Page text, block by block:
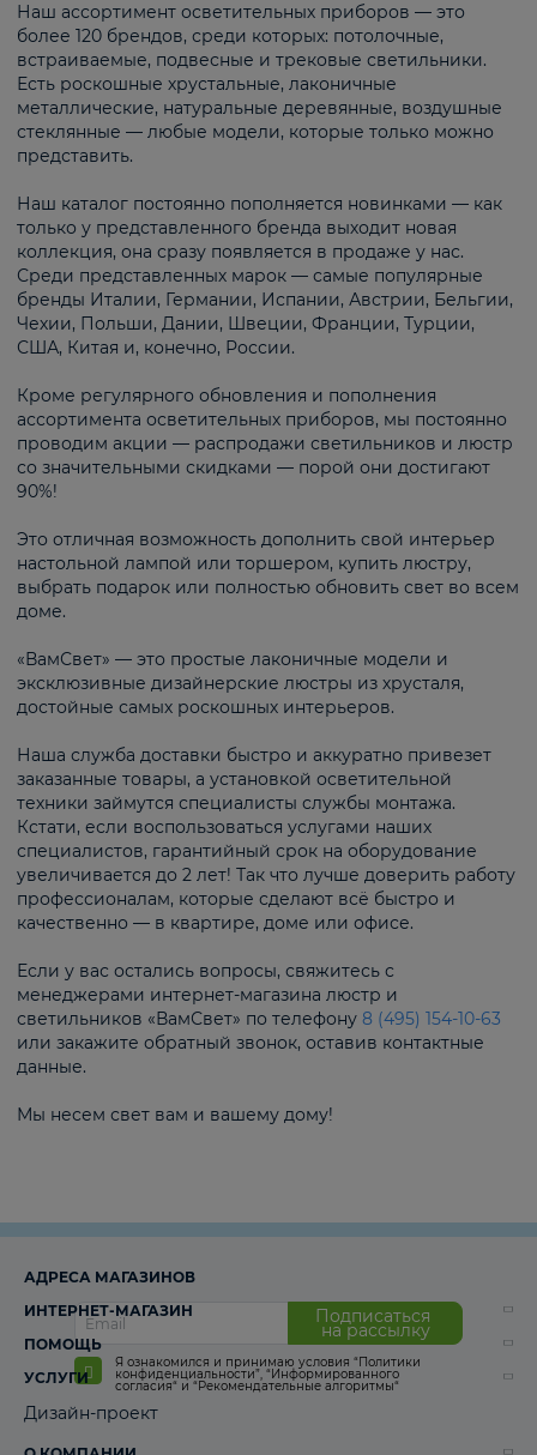
Наш ассортимент осветительных приборов — это
более 120 брендов, среди которых: потолочные,
встраиваемые, подвесные и трековые светильники.
Есть роскошные хрустальные, лаконичные
металлические, натуральные деревянные, воздушные
стеклянные — любые модели, которые только можно
представить.
Наш каталог постоянно пополняется новинками — как
только у представленного бренда выходит новая
коллекция, она сразу появляется в продаже у нас.
Среди представленных марок — самые популярные
бренды Италии, Германии, Испании, Австрии, Бельгии,
Чехии, Польши, Дании, Швеции, Франции, Турции,
США, Китая и, конечно, России.
Кроме регулярного обновления и пополнения
ассортимента осветительных приборов, мы постоянно
проводим акции — распродажи светильников и люстр
со значительными скидками — порой они достигают
90%!
Это отличная возможность дополнить свой интерьер
настольной лампой или торшером, купить люстру,
выбрать подарок или полностью обновить свет во всем
доме.
«ВамСвет» — это простые лаконичные модели и
эксклюзивные дизайнерские люстры из хрусталя,
достойные самых роскошных интерьеров.
Наша служба доставки быстро и аккуратно привезет
заказанные товары, а установкой осветительной
техники займутся специалисты службы монтажа.
Кстати, если воспользоваться услугами наших
специалистов, гарантийный срок на оборудование
увеличивается до 2 лет! Так что лучше доверить работу
профессионалам, которые сделают всё быстро и
качественно — в квартире, доме или офисе.
Если у вас остались вопросы, свяжитесь с
менеджерами интернет-магазина люстр и
светильников «ВамСвет» по телефону 8 (495) 154-10-63
или закажите обратный звонок, оставив контактные
данные.
Мы несем свет вам и вашему дому!
Подписаться
на рассылку
Я ознакомился и принимаю условия “Политики
конфиденциальности”, “Информированного
согласия“ и “Рекомендательные алгоритмы“
АДРЕСА МАГАЗИНОВ
ИНТЕРНЕТ-МАГАЗИН
ПОМОЩЬ
УСЛУГИ
Дизайн-проект